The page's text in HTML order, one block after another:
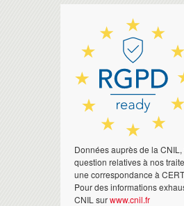
Données auprès de la
question relatives à nos
une correspondance à
Pour des informations
CNIL surwww.cnil.fr